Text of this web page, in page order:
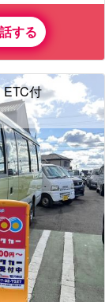
する
ETC付